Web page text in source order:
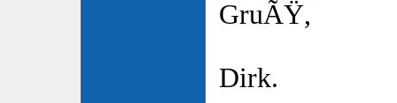
GruÃŸ,
Dirk.